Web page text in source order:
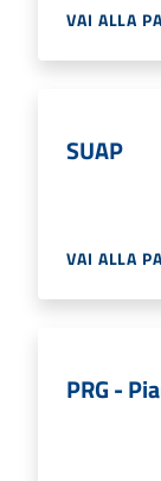
VAI ALLA
SUAP
VAI ALLA
PRG -